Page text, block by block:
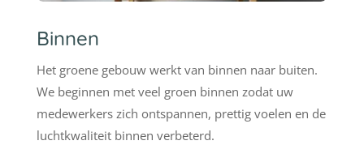
Binnen
Het groene gebouw werkt van binnen naar buiten.
We beginnen met veel groen binnen zodat uw
medewerkers zich ontspannen, prettig voelen en de
luchtkwaliteit binnen verbeterd.